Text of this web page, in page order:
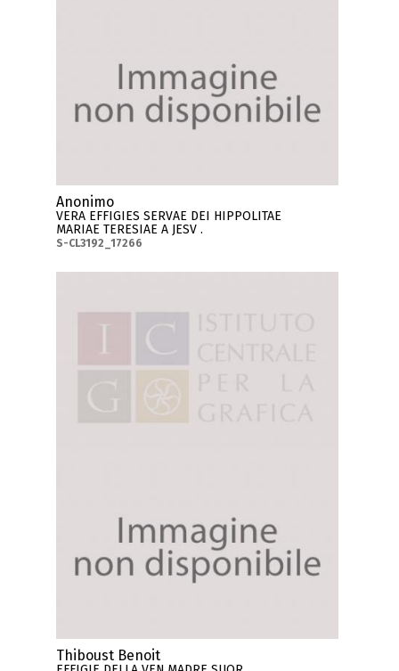
Anonimo
VERA EFFIGIES SERVAE DEI HIPPOLITAE
MARIAE TERESIAE A JESV .
S-CL3192_17266
Thiboust Benoit